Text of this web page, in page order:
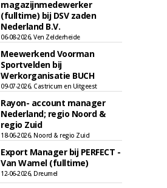
magazijnmedewerker
(fulltime) bij DSV zaden
Nederland B.V.
06-08-2026, Ven Zelderheide
Meewerkend Voorman
Sportvelden bij
Werkorganisatie BUCH
09-07-2026, Castricum en Uitgeest
Rayon- account manager
Nederland; regio Noord &
regio Zuid
18-06-2026, Noord & regio Zuid
Export Manager bij PERFECT -
Van Wamel (fulltime)
12-06-2026, Dreumel